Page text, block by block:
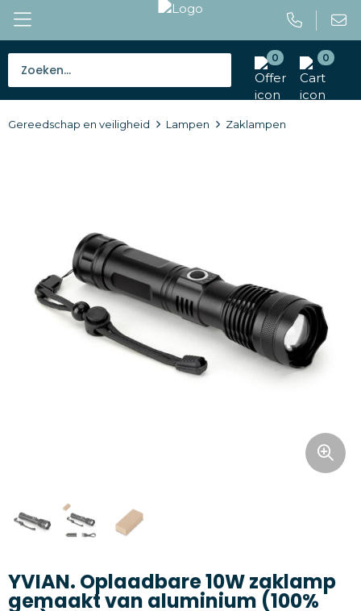
0 0
Tassen
Drinkwaren
Paraplu's
Outdoor en vrije tijd
Gereedschap en veiligheid
Kantoorartikelen
Gadgets
Textiel
Gereedschap en veiligheid Lampen Zaklampen
YVIAN. Oplaadbare 10W zaklamp
gemaakt van aluminium (100%